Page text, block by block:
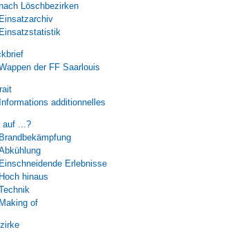
Löschbezirken
Einsatzarchiv
Einsatzstatistik
der FF Saarlouis
Informations additionnelles
auf ...?
Brandbekämpfung
Einschneidende Erlebnisse
Hoch hinaus
Making of